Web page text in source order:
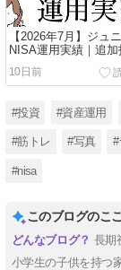
【2026年7月】ジュ
NISA運用実績｜追加
しで放置した結果を
療職が公開
10日前
#投資 #資産運用
#筋トレ #写真 #
#nisa
このブログのこ
長期
小学生の子供を持つ